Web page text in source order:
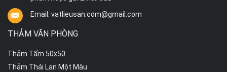
tác dụng thẩm mỹ, mang đến cảm giác ấm cúng, gần gũi, lại
còn có khả năng chống trơn trượt, chống bụi bẩn rất tốt nữa.
Vậy làm sao để chọn lựa được một tấm trải sàn phù hợp với
cách lựa chọn thảm văn phòng đẹp giá rẻ trên thị trường hiện
nay.
Email: vatlieusan.com@gmail.com
THẢM VĂN PHÒNG
Thảm Tấm 50x50
Thảm Thái Lan Một Màu